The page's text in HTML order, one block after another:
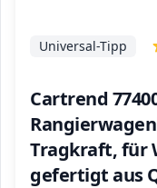
Cartrend
Tragkraft, für
gefertigt aus
Universal-Tipp